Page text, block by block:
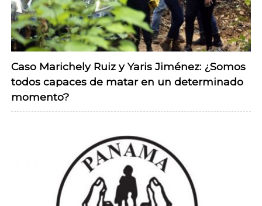
Caso Marichely Ruiz y Yaris Jiménez: ¿Somos
todos capaces de matar en un determinado
momento?